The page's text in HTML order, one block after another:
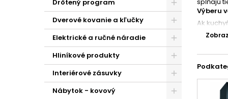
Drôtený program
Dverové kovanie a kľučky
Elektrické a ručné náradie
Hliníkové produkty
Interiérové zásuvky
Nábytok - kovový
Výberu
Ak